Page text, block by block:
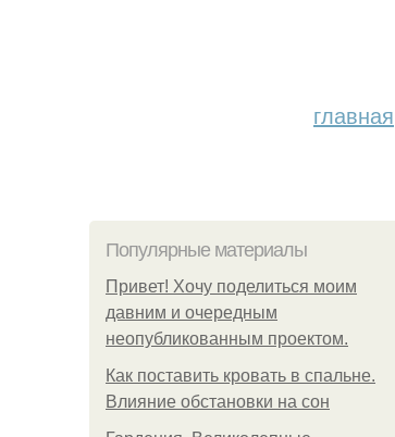
главная
Популярные материалы
Привет! Хочу поделиться моим
давним и очередным
неопубликованным проектом.
Как поставить кровать в спальне.
Влияние обстановки на сон